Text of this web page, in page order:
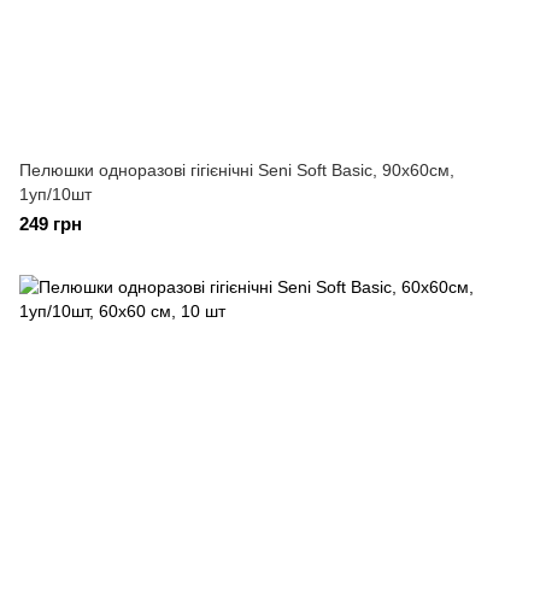
Пелюшки одноразові гігієнічні Seni Soft Basic, 90х60см,
1уп/10шт
249 грн